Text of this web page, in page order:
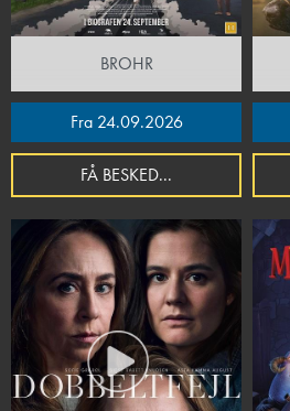
BROHR
Fra 24.09.2026
FÅ BESKED...